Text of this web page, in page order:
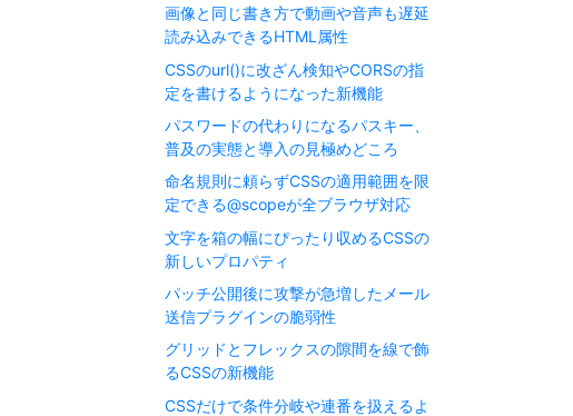
画像と同じ書き方で動画や音声も遅延
読み込みできるHTML属性
CSSのurl()に改ざん検知やCORSの指
定を書けるようになった新機能
パスワードの代わりになるパスキー、
普及の実態と導入の見極めどころ
命名規則に頼らずCSSの適用範囲を限
定できる@scopeが全ブラウザ対応
文字を箱の幅にぴったり収めるCSSの
新しいプロパティ
パッチ公開後に攻撃が急増したメール
送信プラグインの脆弱性
グリッドとフレックスの隙間を線で飾
るCSSの新機能
CSSだけで条件分岐や連番を扱えるよ